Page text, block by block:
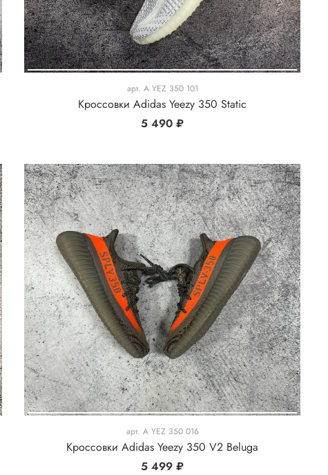
арт. A YEZ 350 101
Кроссовки Adidas Yeezy 350 Static
5 490 ₽
арт. A YEZ 350 016
Кроссовки Adidas Yeezy 350 V2 Beluga
5 499 ₽